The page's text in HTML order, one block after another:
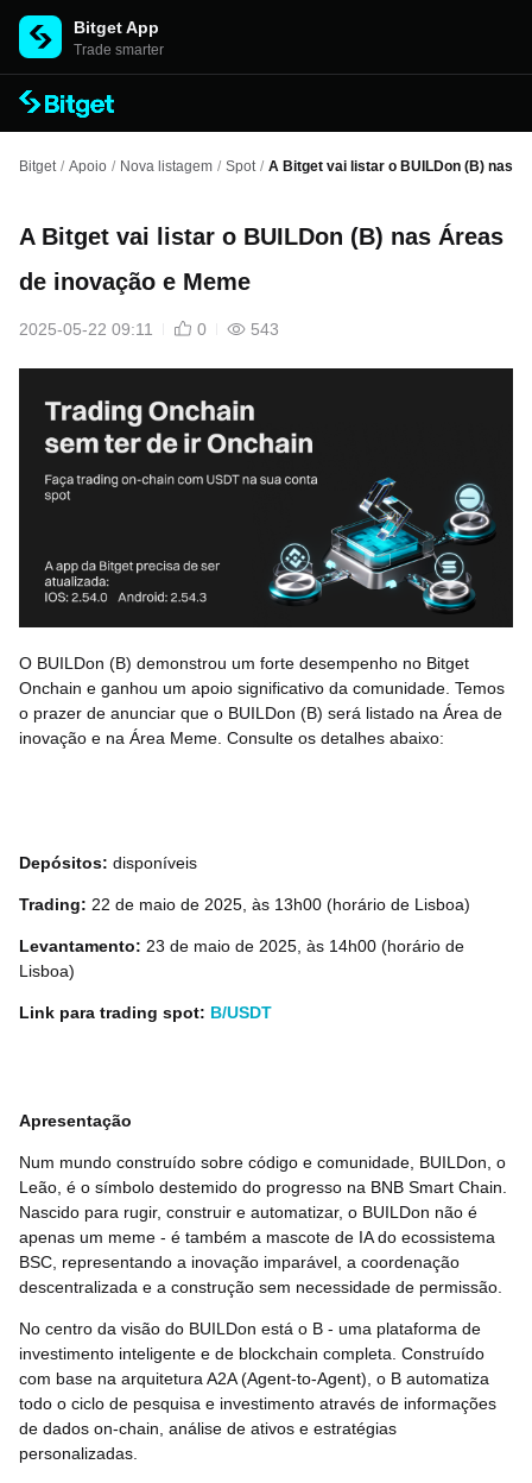
Bitget App
Trade smarter
Bitget / Apoio / Nova listagem / Spot / A Bitget vai listar o BUILDon (B) nas
A Bitget vai listar o BUILDon (B) nas Áreas
de inovação e Meme
2025-05-22 09:11 0 543
O BUILDon (B) demonstrou um forte desempenho no Bitget
Onchain e ganhou um apoio significativo da comunidade. Temos
o prazer de anunciar que o BUILDon (B) será listado na Área de
inovação e na Área Meme. Consulte os detalhes abaixo:
Depósitos: disponíveis
Trading: 22 de maio de 2025, às 13h00 (horário de Lisboa)
Levantamento: 23 de maio de 2025, às 14h00 (horário de
Lisboa)
Link para trading spot: B/USDT
Apresentação
Num mundo construído sobre código e comunidade, BUILDon, o
Leão, é o símbolo destemido do progresso na BNB Smart Chain.
Nascido para rugir, construir e automatizar, o BUILDon não é
apenas um meme - é também a mascote de IA do ecossistema
BSC, representando a inovação imparável, a coordenação
descentralizada e a construção sem necessidade de permissão.
No centro da visão do BUILDon está o B - uma plataforma de
investimento inteligente e de blockchain completa. Construído
com base na arquitetura A2A (Agent-to-Agent), o B automatiza
todo o ciclo de pesquisa e investimento através de informações
de dados on-chain, análise de ativos e estratégias
personalizadas.